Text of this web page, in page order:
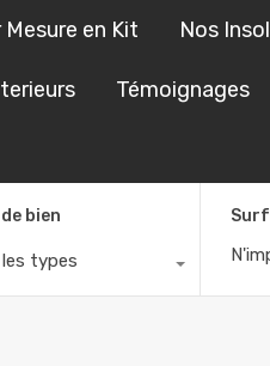
en Kit Nos
Témoignages
bien
types